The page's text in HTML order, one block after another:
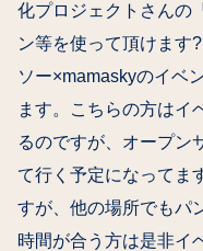
化プロジェクトさんの
ン等を使って頂けます
ソー×mamaskyのイベ
ます。こちらの方はイ
るのですが、オープン
て行く予定になってま
すが、他の場所でもパ
時間が合う方は是非イ